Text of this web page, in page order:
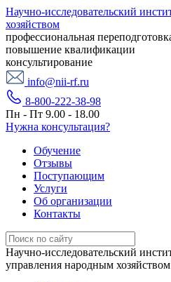
Научно-исследовательский
хозяйством
профессиональная
повышение квалификации
консультирование
info@nii-rf.ru
8-800-222-38-98
Пн - Пт 9.00 - 18.00
Нужна консультация?
Обучение
Отзывы
Поступающим
Услуги
Об организации
Контакты
Научно-исследовательский
управления народным хозяйством